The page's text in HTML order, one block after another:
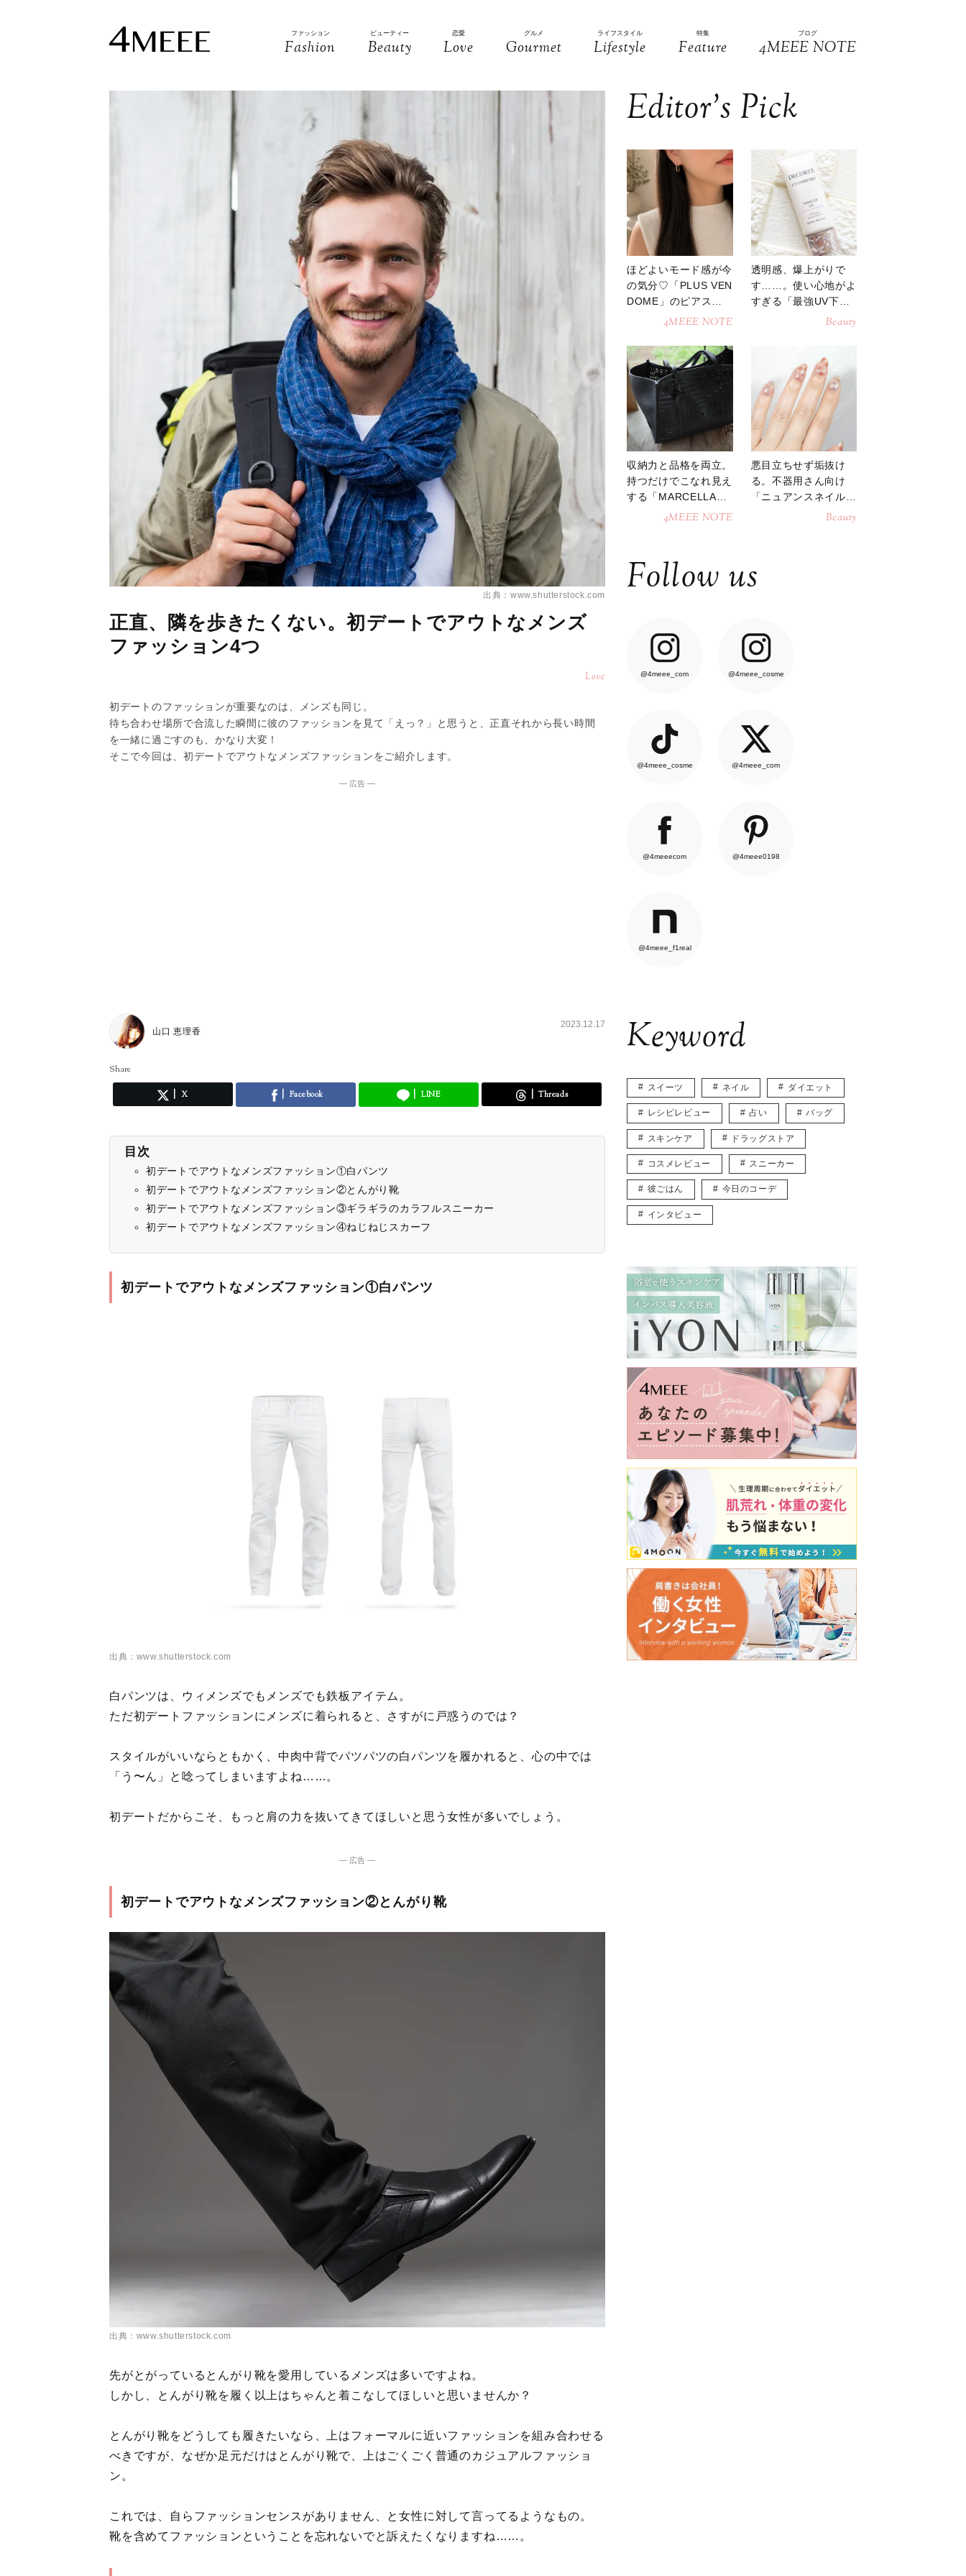
ファッション
Fashion
ビューティー
Beauty
恋愛
Love
グルメ
Gourmet
ライフスタイル
Lifestyle
特集
Feature
ブログ
4MEEE NOTE
出典：www.shutterstock.com
正直、隣を歩きたくない。初デートでアウトなメンズ
ファッション4つ
Love
初デートのファッションが重要なのは、メンズも同じ。
待ち合わせ場所で合流した瞬間に彼のファッションを見て「えっ？」と思うと、正直それから長い時間
を一緒に過ごすのも、かなり大変！
そこで今回は、初デートでアウトなメンズファッションをご紹介します。
― 広告 ―
山口 恵理香
2023.12.17
Share
X Facebook LINE Threads
目次
初デートでアウトなメンズファッション①白パンツ
初デートでアウトなメンズファッション②とんがり靴
初デートでアウトなメンズファッション③ギラギラのカラフルスニーカー
初デートでアウトなメンズファッション④ねじねじスカーフ
初デートでアウトなメンズファッション①白パンツ
出典：www.shutterstock.com
白パンツは、ウィメンズでもメンズでも鉄板アイテム。
ただ初デートファッションにメンズに着られると、さすがに戸惑うのでは？
スタイルがいいならともかく、中肉中背でパツパツの白パンツを履かれると、心の中では
「う〜ん」と唸ってしまいますよね……。
初デートだからこそ、もっと肩の力を抜いてきてほしいと思う女性が多いでしょう。
― 広告 ―
初デートでアウトなメンズファッション②とんがり靴
出典：www.shutterstock.com
先がとがっているとんがり靴を愛用しているメンズは多いですよね。
しかし、とんがり靴を履く以上はちゃんと着こなしてほしいと思いませんか？
とんがり靴をどうしても履きたいなら、上はフォーマルに近いファッションを組み合わせる
べきですが、なぜか足元だけはとんがり靴で、上はごくごく普通のカジュアルファッショ
ン。
これでは、自らファッションセンスがありません、と女性に対して言ってるようなもの。
靴を含めてファッションということを忘れないでと訴えたくなりますね……。
Editor’s Pick
ほどよいモード感が今
の気分♡「PLUS VEN
DOME」のピアスが
4MEEE NOTE
透明感、爆上がりで
す……。使い心地がよ
すぎる「最強UV下
Beauty
収納力と品格を両立。
持つだけでこなれ見え
する「MARCELLAト
ートバッグ」4MEEE NOTE
悪目立ちせず垢抜け
る。不器用さん向け
「ニュアンスネイル」
Beauty
Follow us
@4meee_com @4meee_cosme
@4meee_cosme @4meee_com
@4meeecom @4meee0198
@4meee_f1real
Keyword
スイーツ ネイル ダイエット
レシピレビュー 占い バッグ
スキンケア ドラッグストア
コスメレビュー スニーカー
彼ごはん 今日のコーデ
インタビュー